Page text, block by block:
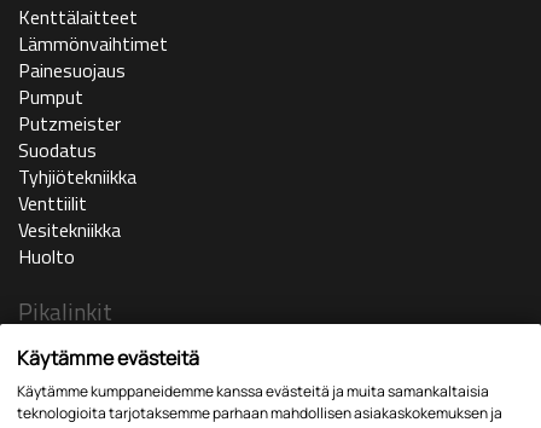
Kenttälaitteet
Lämmönvaihtimet
Painesuojaus
Pumput
Putzmeister
Suodatus
Tyhjiötekniikka
Venttiilit
Vesitekniikka
Huolto
Pikalinkit
Ajankohtaista
Yritys
In english
Käytämme evästeitä
Käytämme kumppaneidemme kanssa evästeitä ja muita samankaltaisia
teknologioita tarjotaksemme parhaan mahdollisen asiakaskokemuksen ja